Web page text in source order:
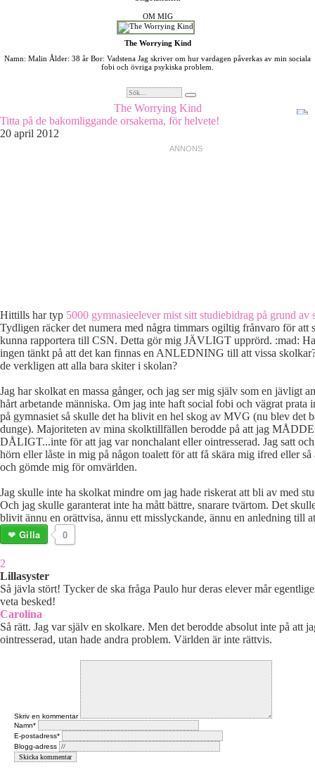
OM MIG
The Worrying Kind
Namn: Malin Ålder: 38 år Bor: Vadstena Jag skriver om hur vardagen påverkas av min sociala
fobi och övriga psykiska problem.
The Worrying Kind
Titta på de bakomliggande orsakerna, för helvete!
20 april 2012
Hittills har typ 5000 gymnasieelever mist sitt studiebidrag på grund av
Tydligen räcker det numera med några timmars ogiltig frånvaro för att
kunna rapportera till CSN. Detta gör mig JÄVLIGT upprörd. :mad:
ingen tänkt på att det kan finnas en ANLEDNING till att vissa
de verkligen att alla bara skiter i skolan?
Jag har skolkat en massa gånger, och jag ser mig själv som en jävligt
hårt arbetande människa. Om jag inte haft social fobi och vägrat prata
på gymnasiet så skulle det ha blivit en hel skog av MVG (nu blev det
dunge). Majoriteten av mina skolktillfällen berodde på att jag MÅDDE
DÅLIGT...inte för att jag var nonchalant eller ointresserad. Jag satt
hörn eller låste in mig på någon toalett för att få skära mig ifred eller så
och gömde mig för omvärlden.
Jag skulle inte ha skolkat mindre om jag hade riskerat att bli av med
Och jag skulle garanterat inte ha mått bättre, snarare tvärtom. Det
blivit ännu en orättvisa, ännu ett misslyckande, ännu en anledning till
0
Gilla
2
Lillasyster
Så jävla stört! Tycker de ska fråga Paulo hur deras elever mår
veta besked!
Carolina
Så rätt. Jag var själv en skolkare. Men det berodde absolut inte på att
ointresserad, utan hade andra problem. Världen är inte rättvis.
Skriv en kommentar
Namn*
E-postadress*
Blogg-adress